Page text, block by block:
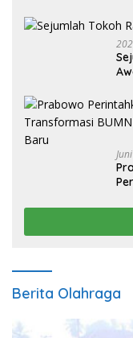
Berita Olahraga